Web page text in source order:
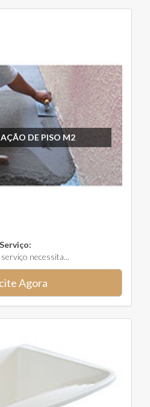
DE PISO M2
Serviço:
necessita...
Agora